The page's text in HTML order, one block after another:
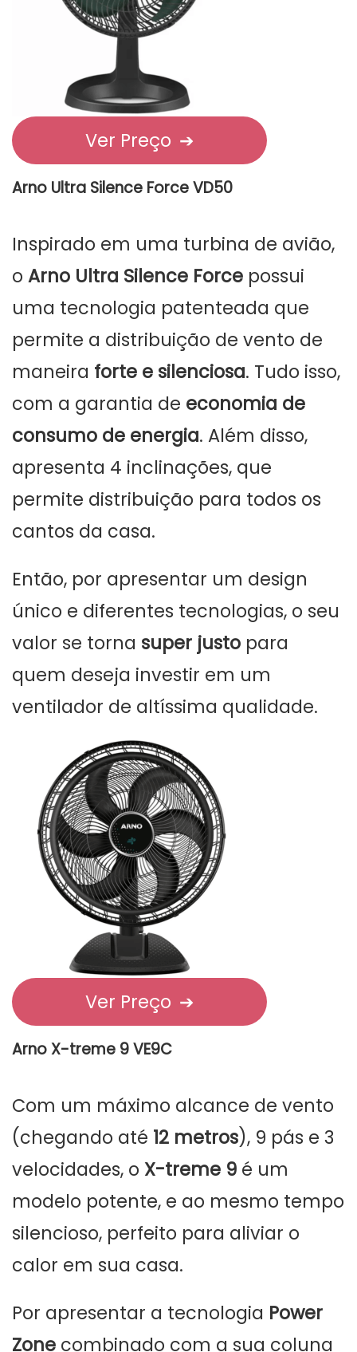
Ver Preço ➔
Arno Ultra Silence Force VD50
Inspirado em uma turbina de avião,
o Arno Ultra Silence Force possui
uma tecnologia patenteada que
permite a distribuição de vento de
maneira forte e silenciosa. Tudo isso,
com a garantia de economia de
consumo de energia. Além disso,
apresenta 4 inclinações, que
permite distribuição para todos os
cantos da casa.
Então, por apresentar um design
único e diferentes tecnologias, o seu
valor se torna super justo para
quem deseja investir em um
ventilador de altíssima qualidade.
Ver Preço ➔
Arno X-treme 9 VE9C
Com um máximo alcance de vento
(chegando até 12 metros), 9 pás e 3
velocidades, o X-treme 9 é um
modelo potente, e ao mesmo tempo
silencioso, perfeito para aliviar o
calor em sua casa.
Por apresentar a tecnologia Power
Zone combinado com a sua coluna